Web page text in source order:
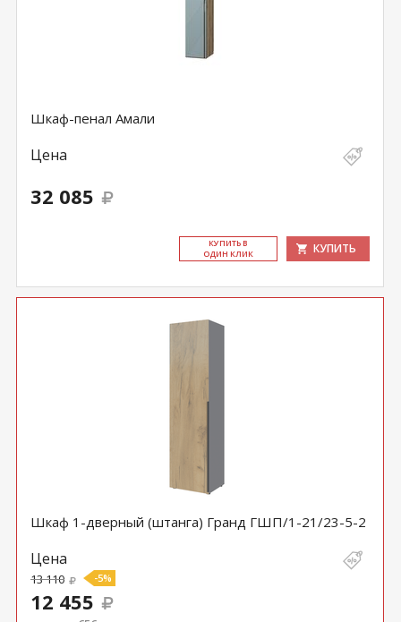
Шкаф-пенал Амали
Цена
32 085
КУ­ПИТЬ В
ОДИН КЛИК
КУПИТЬ
Шкаф 1-дверный (штанга) Гранд ГШП/1-21/23-5-2
Цена
13 110 -5%
12 455